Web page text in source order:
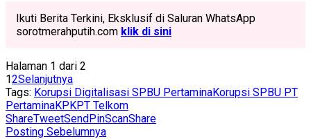
Ikuti Berita Terkini, Eksklusif di Saluran WhatsApp
sorotmerahputih.com klik di sini
Halaman 1 dari 2
12Selanjutnya
Tags: Korupsi Digitalisasi SPBU PertaminaKorupsi SPBU PT
PertaminaKPKPT Telkom
ShareTweetSendPinScanShare
Posting Sebelumnya